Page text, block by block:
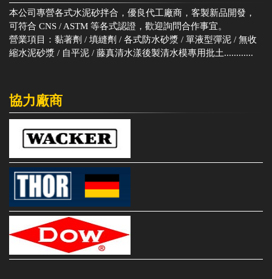
本公司專營各式水泥砂拌合，優良代工廠商，客製新品開發，
可符合 CNS / ASTM 等各式認證，歡迎詢問合作事宜。
營業項目：黏著劑 / 填縫劑 / 各式防水砂漿 / 單液型彈泥 / 無收
縮水泥砂漿 / 自平泥 / 藤真清水漾後製清水模專用批土............
協力廠商